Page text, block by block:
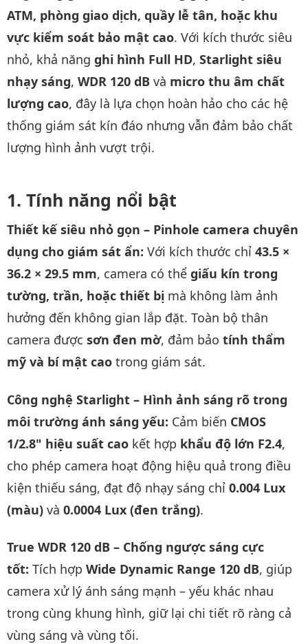
ATM, phòng giao dịch, quầy lễ tân, hoặc khu
vực kiểm soát bảo mật cao. Với kích thước siêu
nhỏ, khả năng ghi hình Full HD, Starlight siêu
nhạy sáng, WDR 120 dB và micro thu âm chất
lượng cao, đây là lựa chọn hoàn hảo cho các hệ
thống giám sát kín đáo nhưng vẫn đảm bảo chất
lượng hình ảnh vượt trội.
Tính năng nổi bật
Thiết kế siêu nhỏ gọn – Pinhole camera chuyên
dụng cho giám sát ẩn: Với kích thước chỉ 43.5 ×
36.2 × 29.5 mm, camera có thể giấu kín trong
tường, trần, hoặc thiết bị mà không làm ảnh
hưởng đến không gian lắp đặt. Toàn bộ thân
camera được sơn đen mờ, đảm bảo tính thẩm
mỹ và bí mật cao trong giám sát.
Công nghệ Starlight – Hình ảnh sáng rõ trong
môi trường ánh sáng yếu: Cảm biến CMOS
1/2.8" hiệu suất cao kết hợp khẩu độ lớn F2.4,
cho phép camera hoạt động hiệu quả trong điều
kiện thiếu sáng, đạt độ nhạy sáng chỉ 0.004 Lux
(màu) và 0.0004 Lux (đen trắng).
True WDR 120 dB – Chống ngược sáng cực
tốt: Tích hợp Wide Dynamic Range 120 dB, giúp
camera xử lý ánh sáng mạnh – yếu khác nhau
trong cùng khung hình, giữ lại chi tiết rõ ràng cả
vùng sáng và vùng tối.